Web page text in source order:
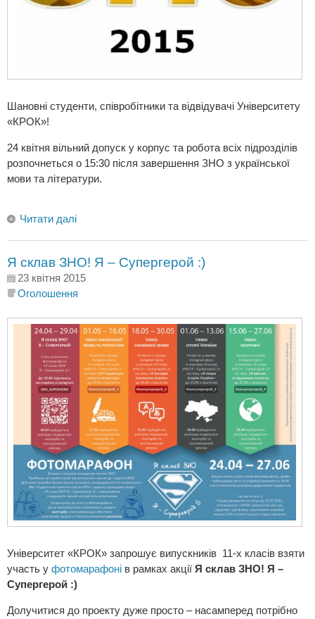
Шановні студенти, співробітники та відвідувачі Університету
«КРОК»!
24 квітня вільний допуск у корпус та робота всіх підрозділів
розпочнеться о 15:30 після завершення ЗНО з української
мови та літератури.
Читати далі
Я склав ЗНО! Я – Супергерой :)
23 квітня 2015
Оголошення
Університет «КРОК» запрошує випускників 11-х класів взяти
участь у фотомарафоні в рамках акції Я склав ЗНО! Я –
Супергерой :)
Долучитися до проекту дуже просто – насамперед потрібно